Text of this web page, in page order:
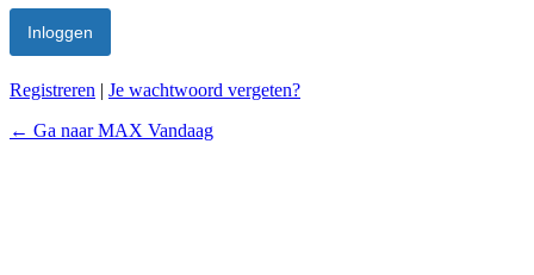
Registreren | Je wachtwoord vergeten?
← Ga naar MAX Vandaag